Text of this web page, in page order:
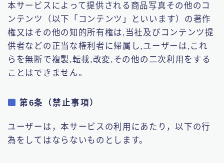
本サービスによって提供される商品写真その他のコ
ンテンツ（以下「コンテンツ」といいます）の著作
権又はその他の知的所有権は,当社及びコンテンツ提
供者などの正当な権利者に帰属し,ユーザーは,これ
らを無断で複製,転載,改変,その他の二次利用をする
ことはできません。
第6条（禁止事項）
ユーザーは，本サービスの利用にあたり，以下の行
為をしてはならないものとします。